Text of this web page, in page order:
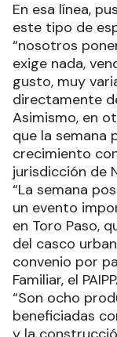
En esa línea,
este tipo de
“nosotros
exige nada,
gusto, muy
directamente
Asimismo, en
que la semana
crecimiento
jurisdicción de
“La semana
un evento
en Toro Paso,
del casco
convenio por
Familiar, el
“Son ocho
beneficiadas